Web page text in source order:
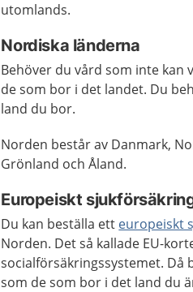
utomlands.
Nordiska länderna
Behöver du vård som inte kan
de som bor i det landet. Du
land du bor.
Norden består av Danmark,
Grönland och Åland.
Europeiskt
Du kan beställa ett europeiskt
Norden. Det så kallade EU-
socialförsäkringssystemet. Då
som de som bor i det land du